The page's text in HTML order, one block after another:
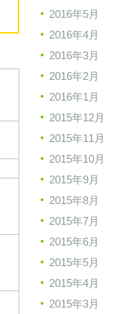
2016年5月
2016年4月
2016年3月
2016年2月
2016年1月
2015年12月
2015年11月
2015年10月
2015年9月
2015年8月
2015年7月
2015年6月
2015年5月
2015年4月
2015年3月